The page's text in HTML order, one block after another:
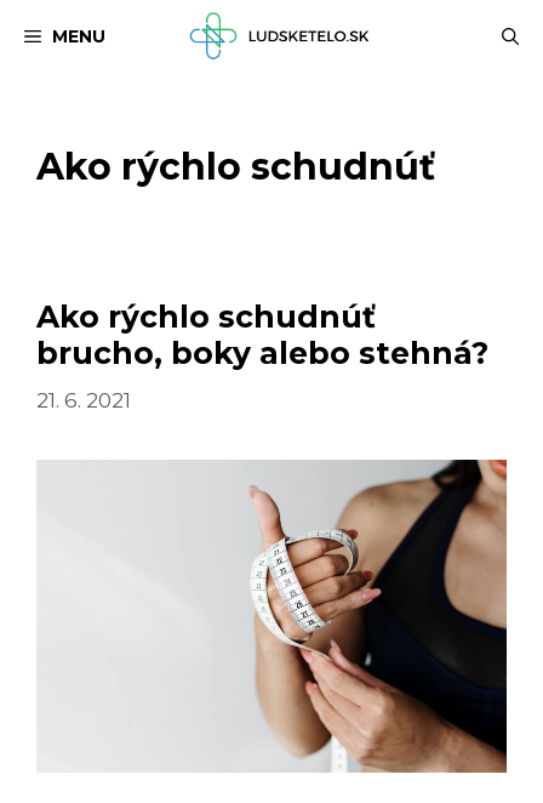
MENU
Ako rýchlo schudnúť
Ako rýchlo schudnúť
brucho, boky alebo stehná?
21. 6. 2021